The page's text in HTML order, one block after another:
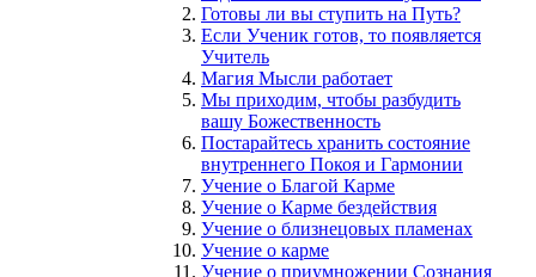
Готовы ли вы ступить на Путь?
Если Ученик готов, то появляется
Учитель
Магия Мысли работает
Мы приходим, чтобы разбудить
вашу Божественность
Постарайтесь хранить состояние
внутреннего Покоя и Гармонии
Учение о Благой Карме
Учение о Карме бездействия
Учение о близнецовых пламенах
Учение о карме
Учение о приумножении Сознания